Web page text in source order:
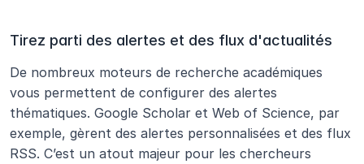
Tirez parti des alertes et des flux d'actualités
De nombreux moteurs de recherche académiques
vous permettent de configurer des alertes
thématiques. Google Scholar et Web of Science, par
exemple, gèrent des alertes personnalisées et des flux
RSS. C’est un atout majeur pour les chercheurs